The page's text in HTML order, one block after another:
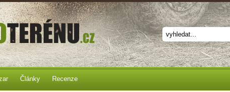
Články Recenze